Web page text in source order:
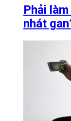
Phải
nhát